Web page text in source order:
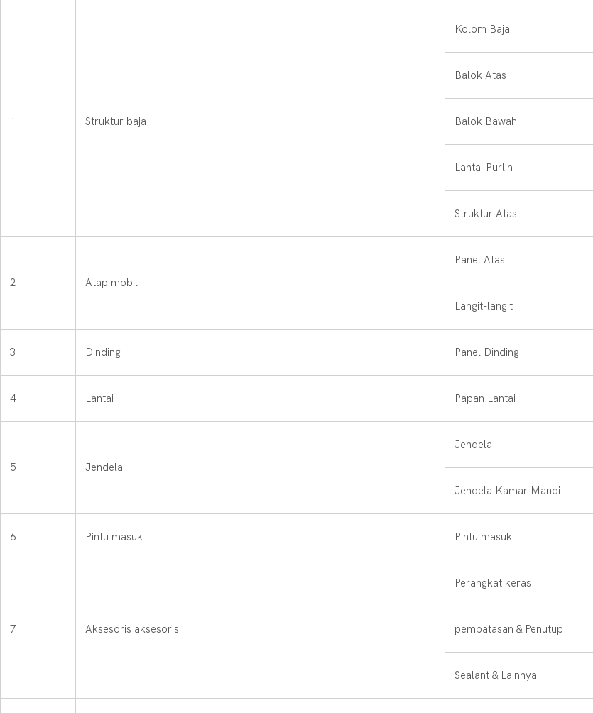
1 Struktur baja
Kolom Baja
Balok Atas
Balok Bawah
Lantai Purlin
Struktur Atas
2 Atap mobil
Panel Atas
Langit-langit
3 Dinding Panel Dinding
4 Lantai Papan Lantai
5 Jendela
Jendela
Jendela Kamar Mandi
6 Pintu masuk Pintu masuk
7 Aksesoris aksesoris
Perangkat keras
pembatasan & Penutup
Sealant & Lainnya